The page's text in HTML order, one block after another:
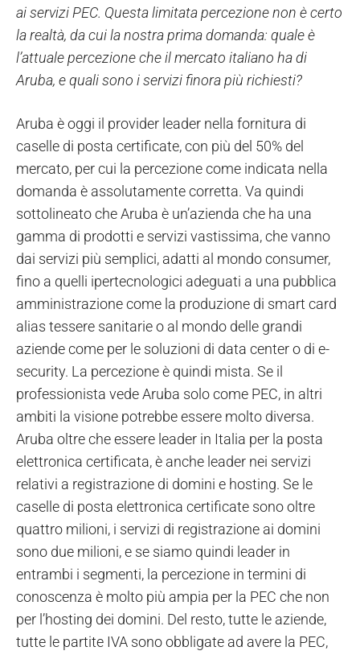
ai servizi PEC. Questa limitata percezione non è certo
la realtà, da cui la nostra prima domanda: quale è
l’attuale percezione che il mercato italiano ha di
Aruba, e quali sono i servizi finora più richiesti?
Aruba è oggi il provider leader nella fornitura di
caselle di posta certificate, con più del 50% del
mercato, per cui la percezione come indicata nella
domanda è assolutamente corretta. Va quindi
sottolineato che Aruba è un’azienda che ha una
gamma di prodotti e servizi vastissima, che vanno
dai servizi più semplici, adatti al mondo consumer,
fino a quelli ipertecnologici adeguati a una pubblica
amministrazione come la produzione di smart card
alias tessere sanitarie o al mondo delle grandi
aziende come per le soluzioni di data center o di e-
security. La percezione è quindi mista. Se il
professionista vede Aruba solo come PEC, in altri
ambiti la visione potrebbe essere molto diversa.
Aruba oltre che essere leader in Italia per la posta
elettronica certificata, è anche leader nei servizi
relativi a registrazione di domini e hosting. Se le
caselle di posta elettronica certificate sono oltre
quattro milioni, i servizi di registrazione ai domini
sono due milioni, e se siamo quindi leader in
entrambi i segmenti, la percezione in termini di
conoscenza è molto più ampia per la PEC che non
per l’hosting dei domini. Del resto, tutte le aziende,
tutte le partite IVA sono obbligate ad avere la PEC,